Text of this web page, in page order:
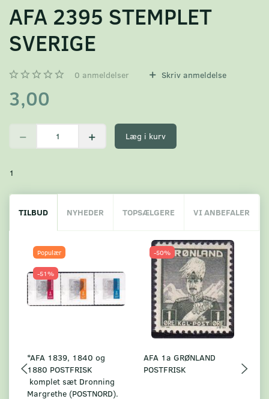
AFA 2395 STEMPLET
SVERIGE
0 anmeldelser Skriv anmeldelse
3,00
Læg i kurv
1
TILBUD NYHEDER TOPSÆLGERE VI ANBEFALER
Populær
-51%
*AFA 1839, 1840 og
1880 POSTFRISK
komplet sæt Dronning
Margrethe (POSTNORD).
-50%
AFA 1a GRØNLAND
POSTFRISK